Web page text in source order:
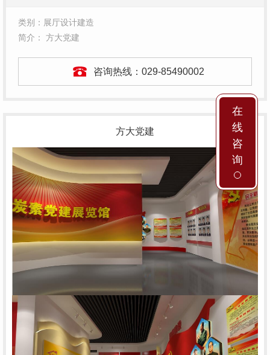
类别：展厅设计建造
简介： 方大党建
咨询热线： 029-85490002
方大党建
在
线
咨
询